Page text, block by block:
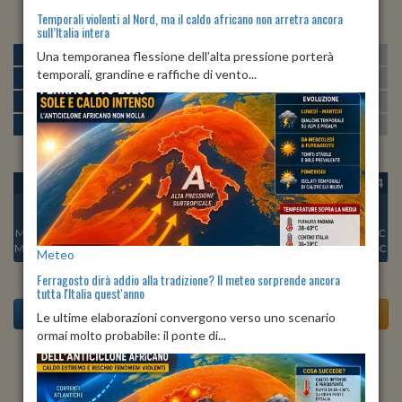
MATTINA min:21º max:28º U:
POMERIGGIO min:28º max:30º
SERA min:25º max:32º U:69% 77%
NOTTE min: 21º max:23º U:79%
OGGI
Min:
22°C
Max:23°C
DOM 09
Min:
Max:24°C
LUN 10
Min:21°C
Max:23°C
MAR 11
Min:
22°C
Max:24°C
MER 12
Max:25°C
GIO 13
Min:21°C
Max:23°C
VEN 14
21°C
Max:23°C
Previsioni del Tempo a Collebeato di dopodomani
Temporali violenti al Nord, ma il caldo africano non arretra ancora
sull’Italia intera
Una temporanea flessione dell’alta pressione porterà
temporali, grandine e raffiche di vento...
Meteo
Ferragosto dirà addio alla tradizione? Il meteo sorprende ancora
tutta l'Italia quest'anno
Le ultime elaborazioni convergono verso uno scenario
ormai molto probabile: il ponte di...